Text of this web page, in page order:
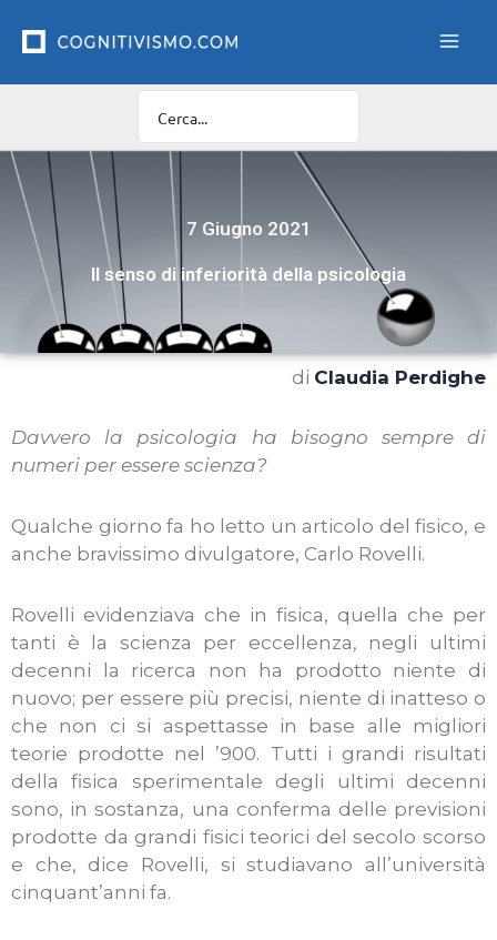
7 Giugno 2021
Il senso di inferiorità della psicologia
di Claudia Perdighe
Davvero la psicologia ha bisogno sempre di
numeri per essere scienza?
Qualche giorno fa ho letto un articolo del fisico, e
anche bravissimo divulgatore, Carlo Rovelli.
Rovelli evidenziava che in fisica, quella che per
tanti è la scienza per eccellenza, negli ultimi
decenni la ricerca non ha prodotto niente di
nuovo; per essere più precisi, niente di inatteso o
che non ci si aspettasse in base alle migliori
teorie prodotte nel ’900. Tutti i grandi risultati
della fisica sperimentale degli ultimi decenni
sono, in sostanza, una conferma delle previsioni
prodotte da grandi fisici teorici del secolo scorso
e che, dice Rovelli, si studiavano all’università
cinquant’anni fa.